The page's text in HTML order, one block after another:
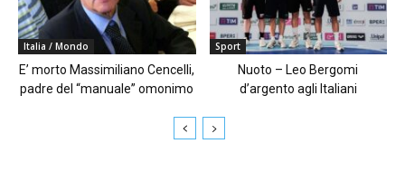
Italia / Mondo
E’ morto Massimiliano Cencelli,
padre del “manuale” omonimo
Sport
Nuoto – Leo Bergomi
d’argento agli Italiani